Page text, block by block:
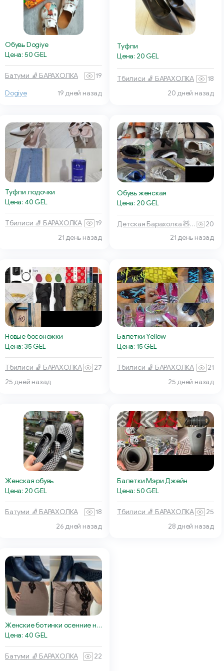
Обувь Dogiye
Цена: 50 GEL
Батуми 🧦 БАРАХОЛКА 19
Dogiye 19 дней назад
Туфли
Цена: 20 GEL
Тбилиси 🧦 БАРАХОЛКА
18
20 дней назад
Туфли лодочки
Цена: 40 GEL
Тбилиси 🧦 БАРАХОЛКА
19
21 день назад
Обувь женская
Цена: 20 GEL
Детская Барахолка 🧸 Батуми
20
21 день назад
Новые босоножки
Цена: 35 GEL
Тбилиси 🧦 БАРАХОЛКА
27
25 дней назад
Балетки Yellow
Цена: 15 GEL
Тбилиси 🧦 БАРАХОЛКА
21
25 дней назад
Женская обувь
Цена: 20 GEL
Батуми 🧦 БАРАХОЛКА
18
26 дней назад
Балетки Мэри Джейн
Цена: 50 GEL
Тбилиси 🧦 БАРАХОЛКА
25
28 дней назад
Женские ботинки осенние на каблуке Caprice
Цена: 40 GEL
Батуми 🧦 БАРАХОЛКА 22